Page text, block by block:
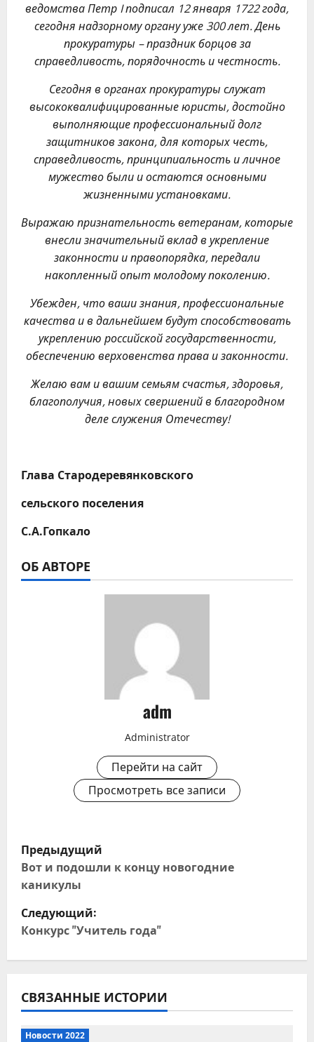
ведомства Петр Iподписал 12 января 1722 года,
сегодня надзорному органу уже 300 лет. День
прокуратуры – праздник борцов за
справедливость, порядочность и честность.
Сегодня в органах прокуратуры служат
высококвалифицированные юристы, достойно
выполняющие профессиональный долг
защитников закона, для которых честь,
справедливость, принципиальность и личное
мужество были и остаются основными
жизненными установками.
Выражаю признательность ветеранам, которые
внесли значительный вклад в укрепление
законности и правопорядка, передали
накопленный опыт молодому поколению.
Убежден, что ваши знания, профессиональные
качества и в дальнейшем будут способствовать
укреплению российской государственности,
обеспечению верховенства права и законности.
Желаю вам и вашим семьям счастья, здоровья,
благополучия, новых свершений в благородном
деле служения Отечеству!
Глава Стародеревянковского
сельского поселения
С.А.Гопкало
ОБ АВТОРЕ
adm
Administrator
Перейти на сайт
Просмотреть все записи
Н
а
в
и
г
а
ц
Предыдущий
Вот и подошли к концу новогодние
каникулы
Следующий:
Конкурс "Учитель года"
СВЯЗАННЫЕ ИСТОРИИ
Новости 2022